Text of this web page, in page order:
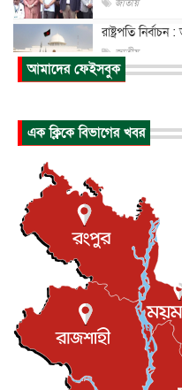
জাতীয়
রাষ্ট্রপতি
জাতীয়
প্রধানমন্ত্রীর
পাকিস্তান-
যুক্তরাজ্যে গ্রুমিং
আন্তর্জাতিক
বিরোধ কাটিয়ে
আন্তর্জাতিক
এবার ওটিটিতে
বিনোদন
রিয়ালকে ‘না’
খেলাধুলা
আমাদের ফেইসবুক
এক ক্লিকে বিভাগের খবর